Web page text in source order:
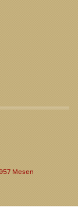
Mesen